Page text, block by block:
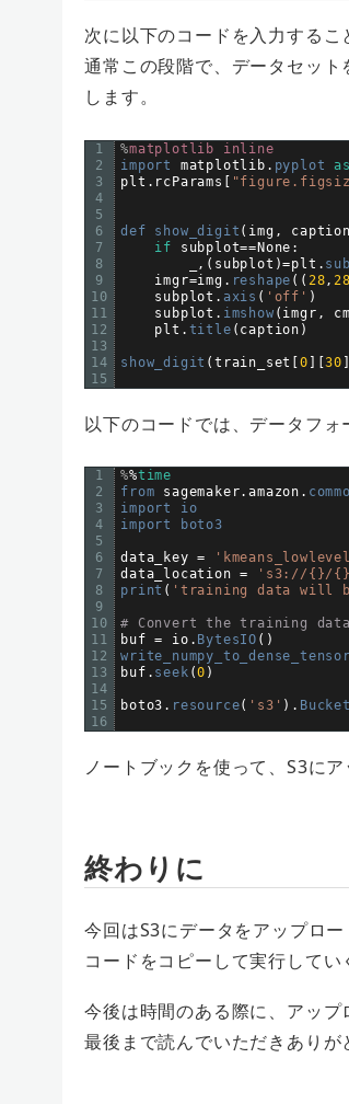
次に以下のコードを入力するこ
通常この段階で、データセッ
します。
1
2
3
4
5
6
7
8
9
10
11
12
13
14
15
%matplotlib
inline
import matplotlib . pyplot as
plt . rcParams [
def show_digit ( img , caption
if
subplot==None :
, ( subplot )=plt .
imgr=img . reshape ( ( 28 , 28
subplot . axis ( 'off' )
subplot . imshow ( imgr ,
plt . title ( caption )
show_digit ( train_set [0 ] [30 ]
以下のコードでは、データフォ
1
2
3
4
5
6
7
8
9
10
11
12
13
14
15
16
%%time
from sagemaker.amazon .
import io
import
boto3
data_key =
data_location
= 's3://{}/
print ( 'training data will
# Convert the training data
buf
= io . BytesIO ( )
write_numpy_to_dense_tensor
buf . seek (0 )
boto3 . resource( 's3' ) . Bucket
ノートブックを使って、S3に
終わりに
今回はS3にデータをアップロ
コードをコピーして実行してい
今後は時間のある際に、アップ
最後まで読んでいただきありが